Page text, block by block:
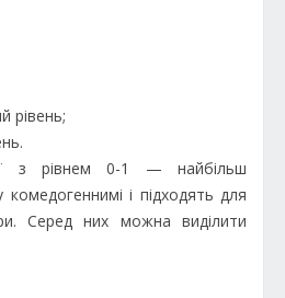
рівень;
з рівнем 0-1 — найбільш
і підходять для
Серед них можна виділити